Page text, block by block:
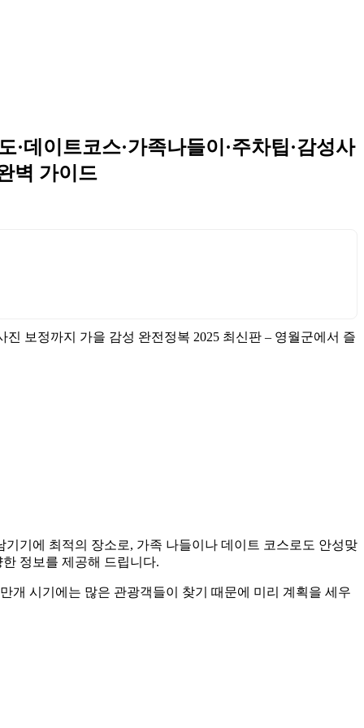
데이트코스·가족나들이·주차팁·감성사
벽 가이드
기에 최적의 장소로, 가족 나들이나 데이트 코스로도 안성맞
정보를 제공해 드립니다.
개 시기에는 많은 관광객들이 찾기 때문에 미리 계획을 세우